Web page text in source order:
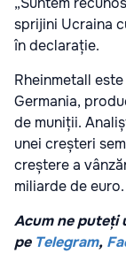
sprijini Ucraina
în declarație.
Rheinmetall
Germania,
de muniții.
unei creșteri
creștere a
miliarde de euro.
Acum ne puteți
pe Telegram,